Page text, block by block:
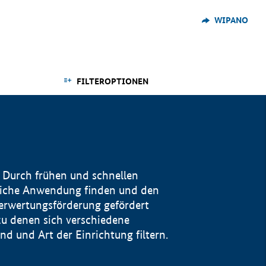
WIPANO
FILTEROPTIONEN
frühen und schnellen
Anwendung finden und den
gefördert
denen sich verschiedene
und Art der Einrichtung filtern.